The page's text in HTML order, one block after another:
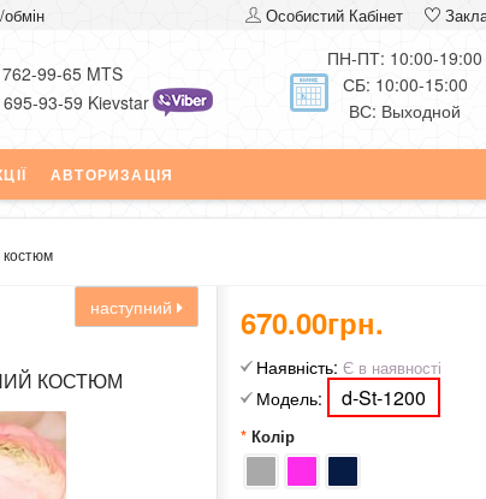
Особистий Кабінет
99-65 MTS
93-59 Kievstar
ПН-ПТ: 10:00-19:00
СБ: 10:00-15:00
ВС: Выходной
АВТОРИЗАЦІЯ
наступний
КОСТЮМ
670.00грн.
Наявність: Є в наявності
Модель: d-St-1200
Колір